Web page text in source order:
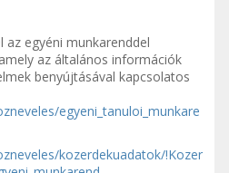
az egyéni munkarenddel
az általános információk
benyújtásával kapcsolatos
egyeni_tanuloi_munkare
kozerdekuadatok/!Kozer